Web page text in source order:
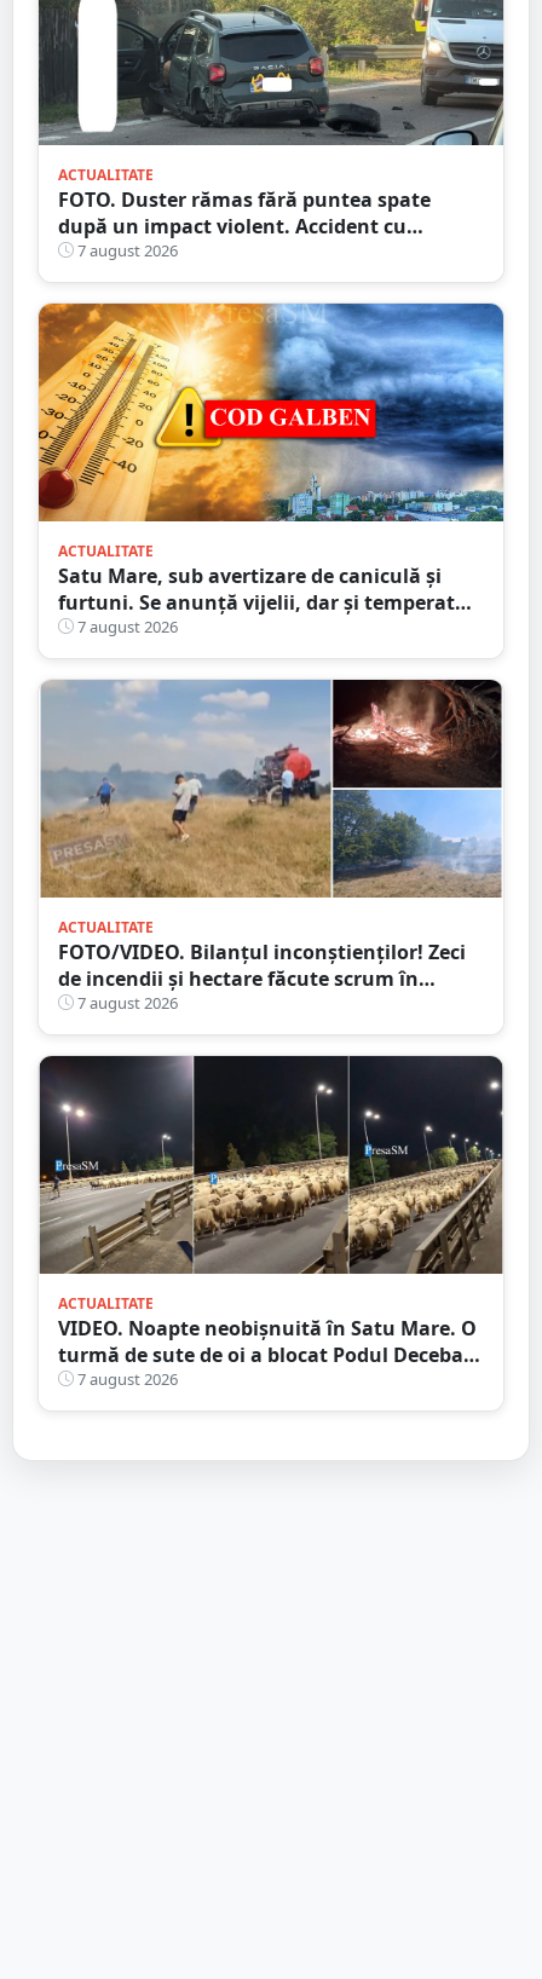
ACTUALITATE
FOTO. Duster rămas fără puntea spate
după un impact violent. Accident cu
implicarea unei mașini din Satu Mare
7 august 2026
ACTUALITATE
Satu Mare, sub avertizare de caniculă și
furtuni. Se anunță vijelii, dar și temperaturi
ridicate. Avertizarea ANM
7 august 2026
ACTUALITATE
FOTO/VIDEO. Bilanțul inconștienților! Zeci
de incendii și hectare făcute scrum în
județul Satu Mare
7 august 2026
ACTUALITATE
VIDEO. Noapte neobișnuită în Satu Mare. O
turmă de sute de oi a blocat Podul Decebal.
Gest de apreciat al ciobanului
7 august 2026